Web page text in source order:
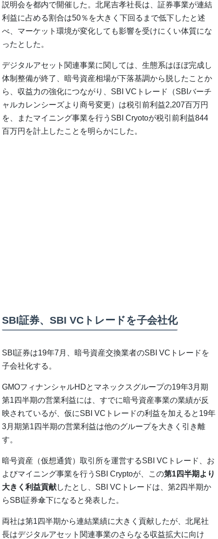
説明会を都内で開催した。北尾吉孝社長は、証券事業が連結
利益に占める割合は50％を大きく下回るまで低下したと述
べ、マーケット環境が変化しても影響を受けにくい体質にな
ったとした。
デジタルアセット関連事業に関しては、生態系はほぼ完成し
体制整備が終了、暗号資産相場が下落基調から脱したことか
ら、収益力の強化につながり、SBI VCトレード（SBIバーチ
ャルカレンシーズより商号変更）は税引前利益2,207百万円
を、またマイニング事業を行うSBI Cryotoが税引前利益844
百万円を計上したことを明らかにした。
SBI証券、SBI VCトレードを子会社化
SBI証券は19年7月、暗号資産交換業者のSBI VCトレードを
子会社化する。
GMOフィナンシャルHDとマネックスグループの19年3月期
第1四半期の営業利益には、すでに暗号資産事業の業績が反
映されているが、仮にSBI VCトレードの利益を加えると19年
3月期第1四半期の営業利益は他のグループを大きく引き離
す。
暗号資産（仮想通貨）取引所を運営するSBI VCトレード、お
よびマイニング事業を行うSBI Cryptoが、この第1四半期より
大きく利益貢献したとし、SBI VCトレードは、第2四半期か
らSBI証券傘下になると発表した。
両社は第1四半期から連結業績に大きく貢献したが、北尾社
長はデジタルアセット関連事業のさらなる収益拡大に向け